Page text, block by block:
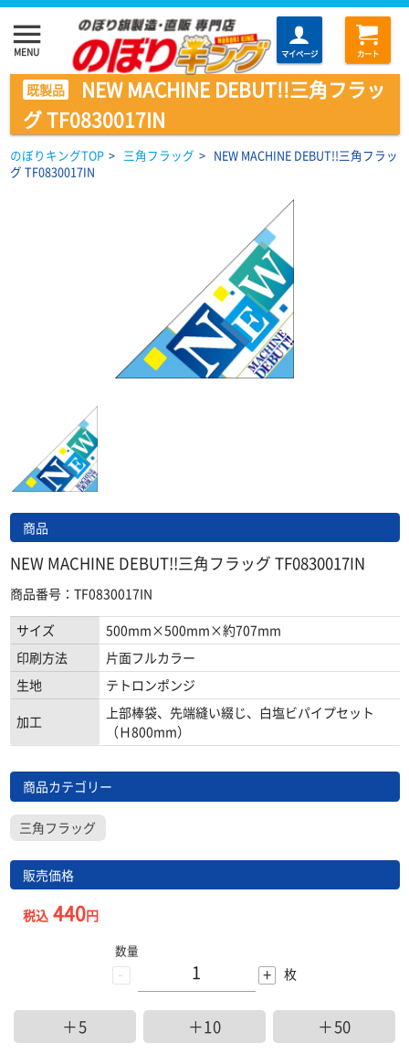
menu
MENU マイページ カート
既製品
NEW MACHINE DEBUT!!三角フラッ
グ TF0830017IN
のぼりキングTOP > 三角フラッグ > NEW MACHINE DEBUT!!三角フラッ
グ TF0830017IN
商品
NEW MACHINE DEBUT!!三角フラッグ TF0830017IN
商品番号：TF0830017IN
サイズ
500mm×500mm×約707mm
印刷方法
片面フルカラー
生地
テトロンポンジ
加工
上部棒袋、先端縫い綴じ、白塩ビパイプセット
（Ｈ800mm）
商品カテゴリー
三角フラッグ
販売価格
税込440円
-
数量
+ 枚
＋5 ＋10 ＋50